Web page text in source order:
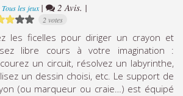
Tous les jeux| 2 Avis. |
2 votes
les ficelles pour diriger un crayon et
libre cours à votre imagination :
un circuit, résolvez un labyrinthe,
un dessin choisi, etc. Le support de
(ou marqueur ou craie…) est équipé